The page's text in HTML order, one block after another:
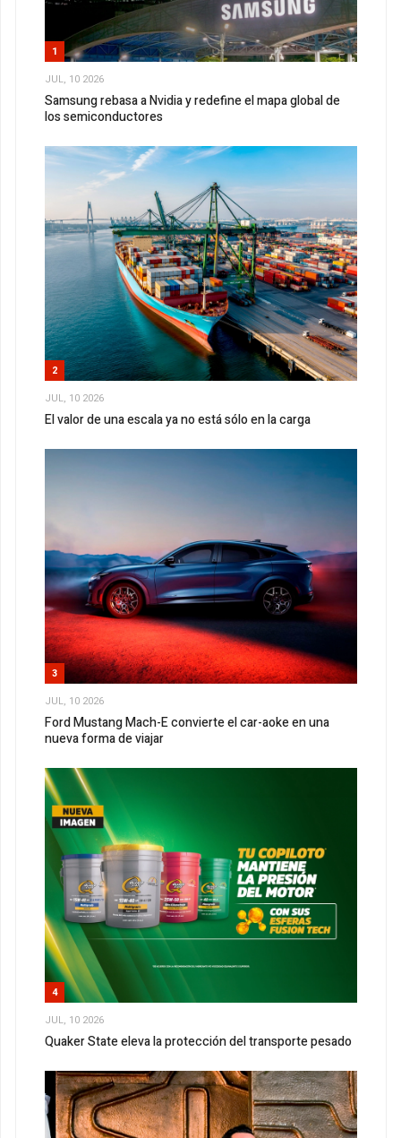
1
JUL, 10 2026
Samsung rebasa a Nvidia y redefine el mapa global de
los semiconductores
2
JUL, 10 2026
El valor de una escala ya no está sólo en la carga
3
JUL, 10 2026
Ford Mustang Mach-E convierte el car-aoke en una
nueva forma de viajar
4
JUL, 10 2026
Quaker State eleva la protección del transporte pesado